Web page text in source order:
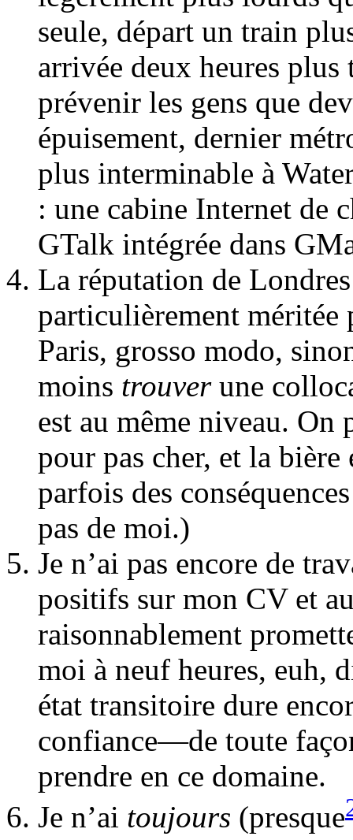
seule, départ un train
arrivée deux heures
prévenir les gens que
épuisement, dernier
plus interminable à
: une cabine Internet de
GTalk intégrée dans
La réputation de
particulièrement méritée
Paris, grosso modo,
moins trouverune
est au même niveau. On
pour pas cher, et la
parfois des
pas de moi.)
Je n’ai pas encore de
positifs sur mon CV et
raisonnablement
moi à neuf heures, euh,
état transitoire dure
confiance—de toute
prendre en ce domaine.
Je n’ai toujours (presque